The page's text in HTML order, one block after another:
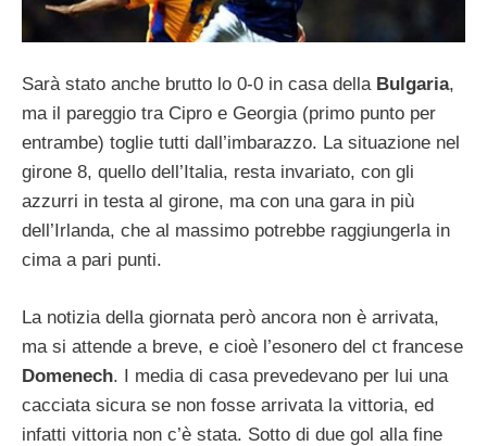
Sarà stato anche brutto lo 0-0 in casa della Bulgaria,
ma il pareggio tra Cipro e Georgia (primo punto per
entrambe) toglie tutti dall’imbarazzo. La situazione nel
girone 8, quello dell’Italia, resta invariato, con gli
azzurri in testa al girone, ma con una gara in più
dell’Irlanda, che al massimo potrebbe raggiungerla in
cima a pari punti.
La notizia della giornata però ancora non è arrivata,
ma si attende a breve, e cioè l’esonero del ct francese
Domenech. I media di casa prevedevano per lui una
cacciata sicura se non fosse arrivata la vittoria, ed
infatti vittoria non c’è stata. Sotto di due gol alla fine